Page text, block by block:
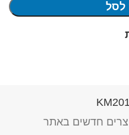
לסל
חדשים באתר